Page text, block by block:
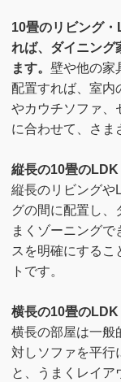
10畳のリビング
れば、ダイニング
ます。 壁や他の家
配置すれば、室内
やカウチソファ、
に合わせて、さま
縦長の10畳の
縦長のリビングや
グの間に配置し、
まくゾーニング
スを明確にするこ
トです。
横長の10畳の
横長の部屋は一般
対しソファを平行
と、うまくレイア